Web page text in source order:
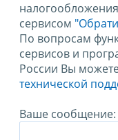
сервисом
По вопросам
сервисов и
России Вы
технической
Ваше сообщение: